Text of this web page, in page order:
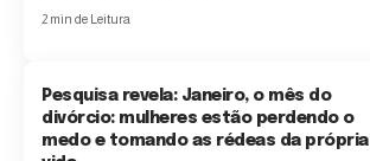
2 min de Leitura
Pesquisa revela: Janeiro, o mês do
divórcio: mulheres estão perdendo o
medo e tomando as rédeas da própria